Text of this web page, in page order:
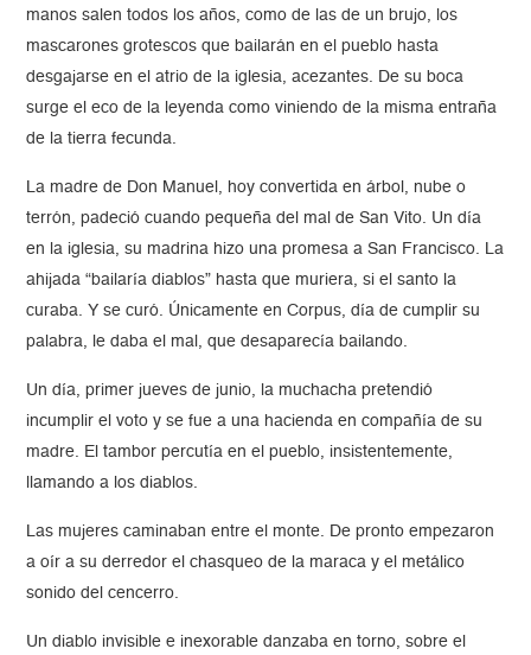
manos salen todos los años, como de las de un brujo, los
mascarones grotescos que bailarán en el pueblo hasta
desgajarse en el atrio de la iglesia, acezantes. De su boca
surge el eco de la leyenda como viniendo de la misma entraña
de la tierra fecunda.
La madre de Don Manuel, hoy convertida en árbol, nube o
terrón, padeció cuando pequeña del mal de San Vito. Un día
en la iglesia, su madrina hizo una promesa a San Francisco. La
ahijada “bailaría diablos” hasta que muriera, si el santo la
curaba. Y se curó. Únicamente en Corpus, día de cumplir su
palabra, le daba el mal, que desaparecía bailando.
Un día, primer jueves de junio, la muchacha pretendió
incumplir el voto y se fue a una hacienda en compañía de su
madre. El tambor percutía en el pueblo, insistentemente,
llamando a los diablos.
Las mujeres caminaban entre el monte. De pronto empezaron
a oír a su derredor el chasqueo de la maraca y el metálico
sonido del cencerro.
Un diablo invisible e inexorable danzaba en torno, sobre el